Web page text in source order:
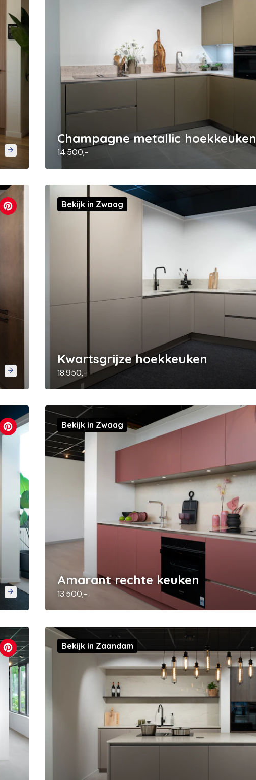
Champagne metallic hoekkeuken
14.500,-
Kwartsgrijze hoekkeuken
18.950,-
Bekijk in Zwaag
Amarant rechte keuken
13.500,-
Bekijk in Zwaag
Bekijk in Zaandam